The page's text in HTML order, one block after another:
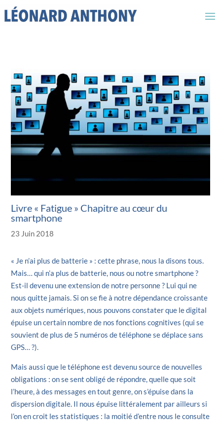
Livre « Fatigue » Chapitre au cœur du
smartphone
23 Juin 2018
« Je n’ai plus de batterie » : cette phrase, nous la disons tous.
Mais… qui n’a plus de batterie, nous ou notre smartphone ?
Est-il devenu une extension de notre personne ? Lui qui ne
nous quitte jamais. Si on se fie à notre dépendance croissante
aux objets numériques, nous pouvons constater que le digital
épuise un certain nombre de nos fonctions cognitives (qui se
souvient de plus de 5 numéros de téléphone se déplace sans
GPS… ?).
Mais aussi que le téléphone est devenu source de nouvelles
obligations : on se sent obligé de répondre, quelle que soit
l’heure, à des messages en tout genre, on s’épuise dans la
dispersion digitale. Il nous épuise littéralement par ailleurs si
l’on en croit les statistiques : la moitié d’entre nous le consulte